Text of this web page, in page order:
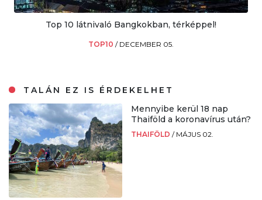
Top 10 látnivaló Bangkokban, térképpel!
TOP10 / DECEMBER 05.
TALÁN EZ IS ÉRDEKELHET
Mennyibe kerül 18 nap
Thaiföld a koronavírus után?
THAIFÖLD / MÁJUS 02.